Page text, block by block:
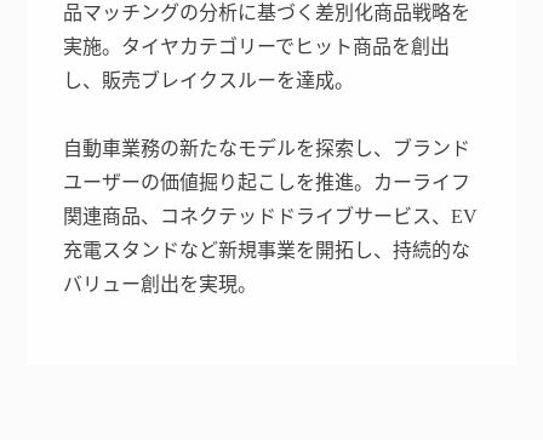
品マッチングの分析に基づく差別化商品戦略を
実施。タイヤカテゴリーでヒット商品を創出
し、販売ブレイクスルーを達成。
自動車業務の新たなモデルを探索し、ブランド
ユーザーの価値掘り起こしを推進。カーライフ
関連商品、コネクテッドドライブサービス、EV
充電スタンドなど新規事業を開拓し、持続的な
バリュー創出を実現。